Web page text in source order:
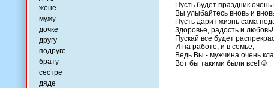
жене
мужу
дочке
другу
подруге
брату
сестре
дяде
Пусть будет праздник очень
Вы улыбайтесь вновь и
Пусть дарит жизнь сама
Здоровье, радость и любовь!
Пускай все будет
И на работе, и в семье,
Ведь Вы - мужчина очень
Вот бы такими были все! ©